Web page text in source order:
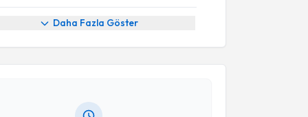
Daha Fazla Göster
Talebi
Koldaşiçin randevu takvimi talebi oluşturun.
randevu almanız için bir takvim